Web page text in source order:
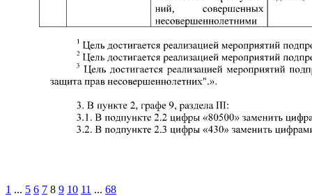
1 ... 5 6 7 8 9 10 11 ... 68